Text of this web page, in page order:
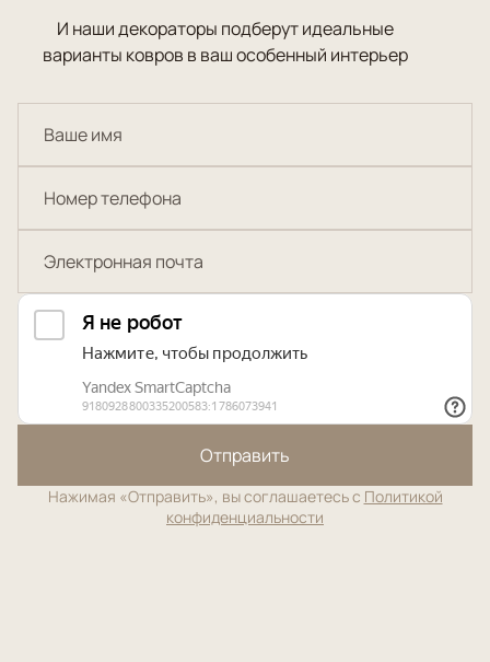
И наши декораторы подберут идеальные
варианты ковров в ваш особенный интерьер
Отправить
Нажимая «Отправить», вы соглашаетесь с Политикой
конфиденциальности